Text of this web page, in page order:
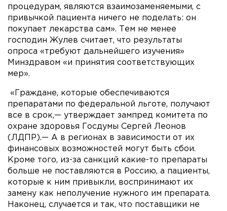
процедурам, являются взаимозаменяемыми, с
привычкой пациента ничего не поделать: он
покупает лекарства сам». Тем не менее
господин Жулев считает, что результаты
опроса «требуют дальнейшего изучения»
Минздравом «и принятия соответствующих
мер».
«Граждане, которые обеспечиваются
препаратами по федеральной льготе, получают
все в срок,— утверждает зампред комитета по
охране здоровья Госдумы Сергей Леонов
(ЛДПР).— А в регионах в зависимости от их
финансовых возможностей могут быть сбои.
Кроме того, из-за санкций какие-то препараты
больше не поставляются в Россию, а пациенты,
которые к ним привыкли, воспринимают их
замену как неполучение нужного им препарата.
Наконец, случается и так, что поставщики не